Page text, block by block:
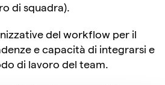
di squadra).
del workflow per il
e capacità di integrarsi e
di lavoro del team.